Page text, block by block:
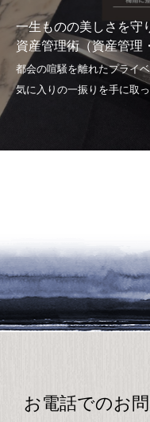
一生ものの美しさを守
資産管理術（資産管理
お電話でのお